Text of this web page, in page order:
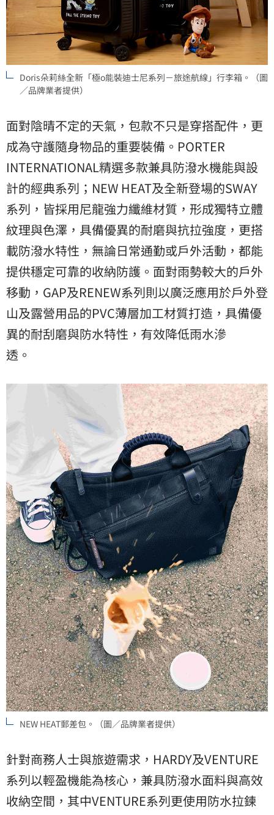
Doris朵莉絲全新「極o能裝迪士尼系列－旅途航線」行李箱。（圖
／品牌業者提供）
面對陰晴不定的天氣，包款不只是穿搭配件，更
成為守護隨身物品的重要裝備。PORTER
INTERNATIONAL精選多款兼具防潑水機能與設
計的經典系列；NEW HEAT及全新登場的SWAY
系列，皆採用尼龍強力纖維材質，形成獨特立體
紋理與色澤，具備優異的耐磨與抗拉強度，更搭
載防潑水特性，無論日常通勤或戶外活動，都能
提供穩定可靠的收納防護。面對雨勢較大的戶外
移動，GAP及RENEW系列則以廣泛應用於戶外登
山及露營用品的PVC薄層加工材質打造，具備優
異的耐刮磨與防水特性，有效降低雨水滲
透。
NEW HEAT郵差包。（圖／品牌業者提供）
針對商務人士與旅遊需求，HARDY及VENTURE
系列以輕盈機能為核心，兼具防潑水面料與高效
收納空間，其中VENTURE系列更使用防水拉鍊